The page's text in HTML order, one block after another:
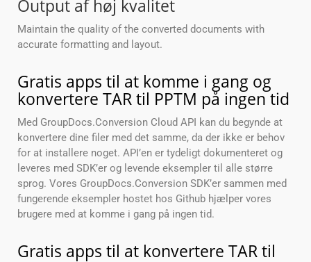
Output af høj kvalitet
Maintain the quality of the converted documents with
accurate formatting and layout.
Gratis apps til at komme i gang og
konvertere TAR til PPTM på ingen tid
Med GroupDocs.Conversion Cloud API kan du begynde at
konvertere dine filer med det samme, da der ikke er behov
for at installere noget. API’en er tydeligt dokumenteret og
leveres med SDK’er og levende eksempler til alle større
sprog. Vores GroupDocs.Conversion SDK’er sammen med
fungerende eksempler hostet hos Github hjælper vores
brugere med at komme i gang på ingen tid.
Gratis apps til at konvertere TAR til